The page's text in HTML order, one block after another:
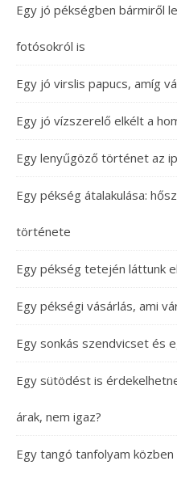
Egy jó pékségben bármiről
fotósokról is
Egy jó virslis papucs, amíg
Egy jó vízszerelő elkélt a
Egy lenyűgöző történet az
Egy pékség átalakulása:
története
Egy pékség tetején láttunk
Egy pékségi vásárlás, ami
Egy sonkás szendvicset és
Egy sütödést is
árak, nem igaz?
Egy tangó tanfolyam